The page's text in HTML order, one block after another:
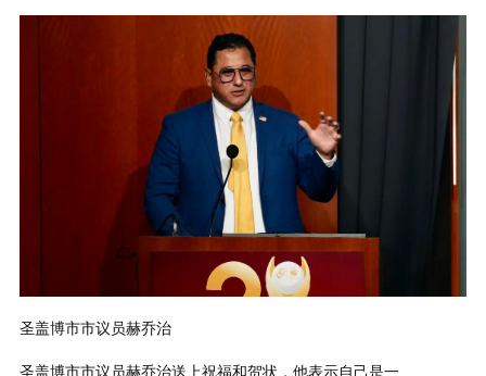
圣盖博市市议员赫乔治
圣盖博市市议员赫乔治送上祝福和贺状，他表示自己是一